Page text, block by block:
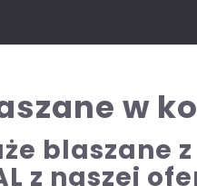
w
blaszane
z naszej